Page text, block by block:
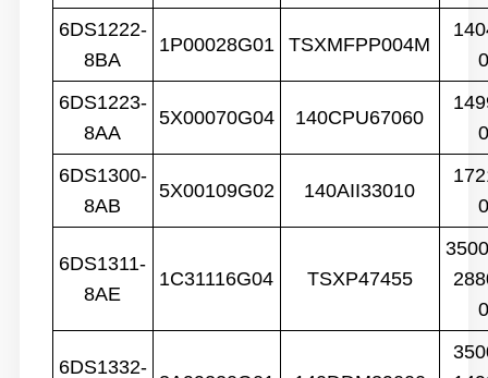
6DS1222-
8BA
1P00028G01 TSXMFPP004M
6DS1223-
8AA
5X00070G04 140CPU67060
6DS1300-
8AB
5X00109G02 140AII33010
6DS1311-
8AE
1C31116G04 TSXP47455
6DS1332-